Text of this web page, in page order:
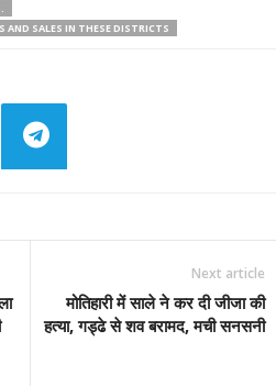
AND SALES IN THESE DISTRICTS
Next article
मोतिहारी में साले ने कर दी जीजा की
हत्या, गड्ढे से शव बरामद, मची सनसनी